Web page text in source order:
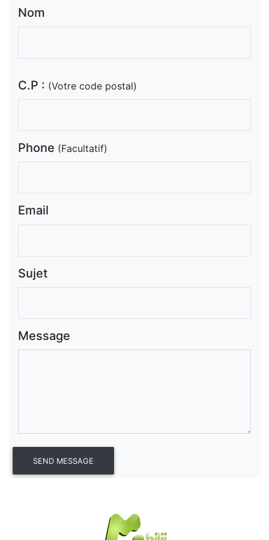
Nom
C.P : (Votre code postal)
Phone (Facultatif)
Email
Sujet
Message